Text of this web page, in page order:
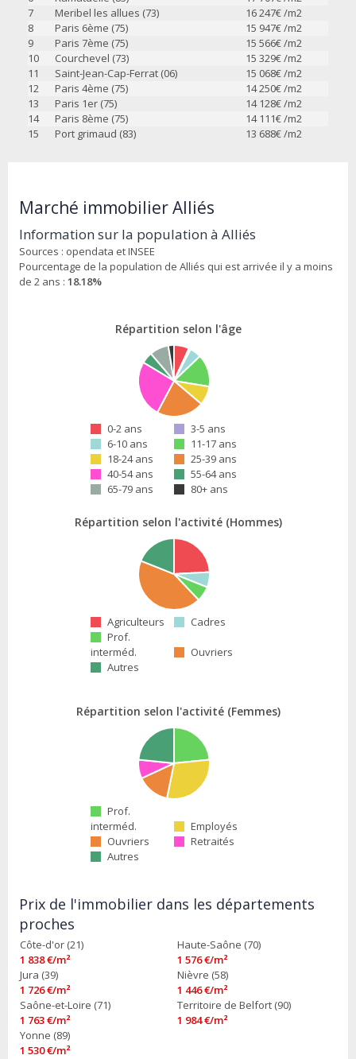
7
Meribel les allues (73) 16 247€ /m2
8
Paris 6ème (75) 15 947€ /m2
9
Paris 7ème (75) 15 566€ /m2
10
Courchevel (73) 15 329€ /m2
11
Saint-Jean-Cap-Ferrat (06) 15 068€ /m2
12
Paris 4ème (75) 14 250€ /m2
13
Paris 1er (75) 14 128€ /m2
14
Paris 8ème (75) 14 111€ /m2
15
Port grimaud (83) 13 688€ /m2
Marché immobilier Alliés
Information sur la population à Alliés
Sources : opendata et INSEE
Pourcentage de la population de Alliés qui est arrivée il y a moins
de 2 ans : 18.18%
Répartition selon l'âge
0-2 ans
3-5 ans
6-10 ans
11-17 ans
18-24 ans
25-39 ans
40-54 ans
55-64 ans
65-79 ans
80+ ans
Répartition selon l'activité (Hommes)
Agriculteurs
Cadres
Prof.
interméd.
Ouvriers
Autres
Répartition selon l'activité (Femmes)
Prof.
interméd.
Employés
Ouvriers
Retraités
Autres
Prix de l'immobilier dans les départements
proches
Côte-d'or (21)
1 838 €/m²
Haute-Saône (70)
1 576 €/m²
Jura (39)
1 726 €/m²
Nièvre (58)
1 446 €/m²
Saône-et-Loire (71)
1 763 €/m²
Territoire de Belfort (90)
1 984 €/m²
Yonne (89)
1 530 €/m²